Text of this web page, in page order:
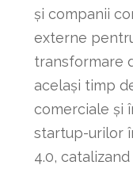
și companii
externe
transformare
același timp
comerciale și
startup-urilor
4.0,